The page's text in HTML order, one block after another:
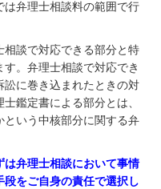
は弁理士相談料の範囲で行
相談で対応できる部分と特
。弁理士相談で対応でき
訟に巻き込まれたときの対
鑑定書による部分とは、
いう中核部分に関する弁
弁理士相談において事情
をご自身の責任で選択し